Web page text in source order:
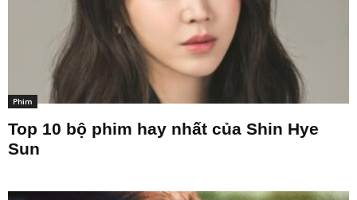
Phim
Top 10 bộ phim hay nhất của Shin Hye
Sun